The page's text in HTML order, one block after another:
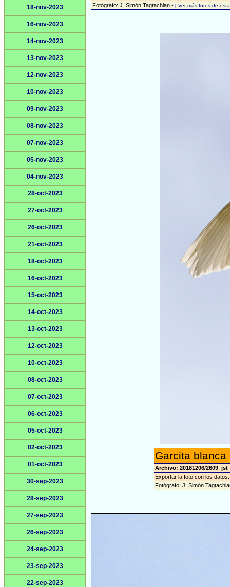
18-nov-2023
16-nov-2023
14-nov-2023
13-nov-2023
12-nov-2023
10-nov-2023
09-nov-2023
08-nov-2023
07-nov-2023
05-nov-2023
04-nov-2023
28-oct-2023
27-oct-2023
26-oct-2023
21-oct-2023
18-oct-2023
16-oct-2023
15-oct-2023
14-oct-2023
13-oct-2023
12-oct-2023
10-oct-2023
08-oct-2023
07-oct-2023
06-oct-2023
05-oct-2023
02-oct-2023
01-oct-2023
30-sep-2023
28-sep-2023
27-sep-2023
26-sep-2023
24-sep-2023
23-sep-2023
22-sep-2023
Fotógrafo: J. Simón Tagtachian - [ Ver más fotos de
Garcita
Archivo: 20181206/
Exportar la foto con los
Fotógrafo: J. Simón